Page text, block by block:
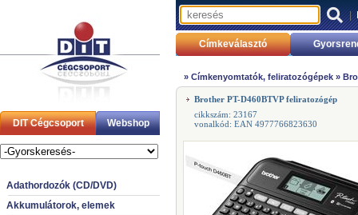
DIT Cégcsoport Webshop
Adathordozók (CD/DVD)
Akkumulátorok, elemek
|
Címkeválasztó
» Címkenyomtatók, feliratozógépek »
Brother PT-D460BTVP feliratozógép
cikkszám: 23167
vonalkód: EAN 4977766823630